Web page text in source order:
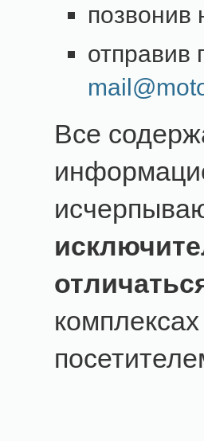
позвонив
отправив
Все